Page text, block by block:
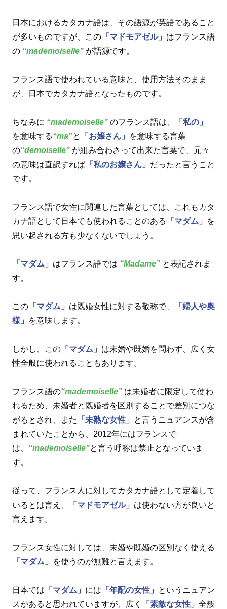
日本におけるカタカナ語は、その語源が英語であること
が多いものですが、この 「マドモアゼル」 はフランス語
の “mademoiselle” が語源です。
フランス語で使われている意味と、使用方法そのまま
が、日本でカタカナ語となったものです。
ちなみに “mademoiselle” のフランス語は、
「私の」
を意味する“ma”と 「お嬢さん」
を意味する言葉
の“demoiselle” が組み合わさって出来た言葉で、元々
の意味は直訳すれば 「私のお嬢さん」 だったと言うこと
です。
フランス語で女性に関連した言葉としては、これもカタ
カナ語として日本でも使われることのある
「マダム」
を
思い起される方も少なくないでしょう。
「マダム」 はフランス語では “Madame” と表記されま
す。
この 「マダム」 は既婚女性に対する敬称で、
「婦人や奥
様」
を意味します。
しかし、この 「マダム」 は未婚や既婚を問わず、広く女
性全般に使われることもあります。
フランス語の“mademoiselle” は未婚者に限定して使わ
れるため、未婚者と既婚者を区別することで差別につな
がるとされ、また
「未熟な女性」
と言うニュアンスが含
まれていたことから、2012年にはフランスで
は、 “mademoiselle”と言う呼称は禁止となっていま
す。
従って、フランス人に対してカタカナ語として定着して
いるとは言え、
「マドモアゼル」 は使わない方が良いと
言えます。
フランス女性に対しては、未婚や既婚の区別なく使える
「マダム」
を使うのが無難と言えます。
日本では 「マダム」 には 「年配の女性」
というニュアン
スがあると思われていますが、広く
「素敵な女性」 全般